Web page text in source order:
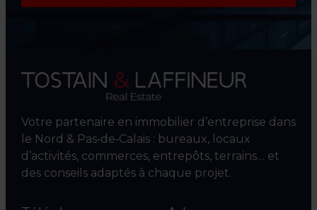
Votre partenaire en immobilier d’entreprise dans
le Nord & Pas‑de‑Calais : bureaux, locaux
d’activités, commerces, entrepôts, terrains… et
des conseils adaptés à chaque projet.